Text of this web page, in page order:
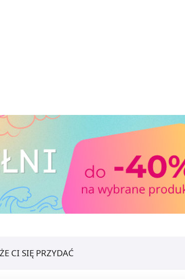
CI SIĘ PRZYDAĆ